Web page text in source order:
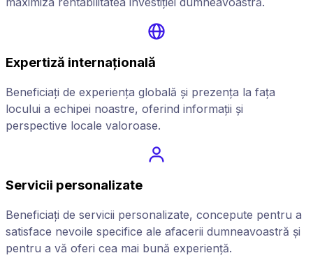
Expertiză internațională
Beneficiați de experiența globală și prezența la fața
locului a echipei noastre, oferind informații și
perspective locale valoroase.
Servicii personalizate
Beneficiați de servicii personalizate, concepute pentru a
satisface nevoile specifice ale afacerii dumneavoastră și
pentru a vă oferi cea mai bună experiență.